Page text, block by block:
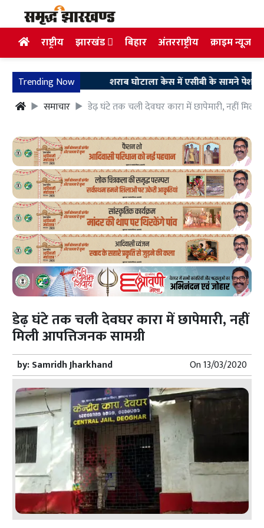
राष्ट्रीय झारखंड बिहार अंतरराष्ट्रीय क्राइम न्यूज
Trending Now
शराब घोटाला केस में एसीबी के सामने पेश हुए
समाचार
डेढ़ घंटे तक चली देवघर कारा में छापेमारी, नहीं मिली
डेढ़ घंटे तक चली देवघर कारा में छापेमारी, नहीं
मिली आपत्तिजनक सामग्री
by:Samridh Jharkhand On13/03/2020